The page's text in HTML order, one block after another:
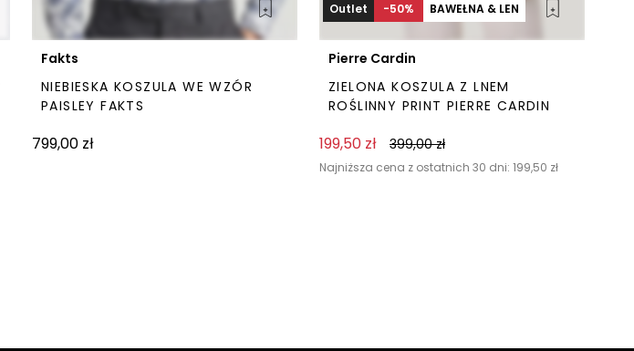
Fakts
NIEBIESKA KOSZULA WE WZÓR
PAISLEY FAKTS
799,00 zł
Outlet -50% BAWEŁNA & LEN
Pierre Cardin
ZIELONA KOSZULA Z LNEM
ROŚLINNY PRINT PIERRE CARDIN
199,50 zł 399,00zł
Najniższa cena z ostatnich 30 dni: 199,50 zł